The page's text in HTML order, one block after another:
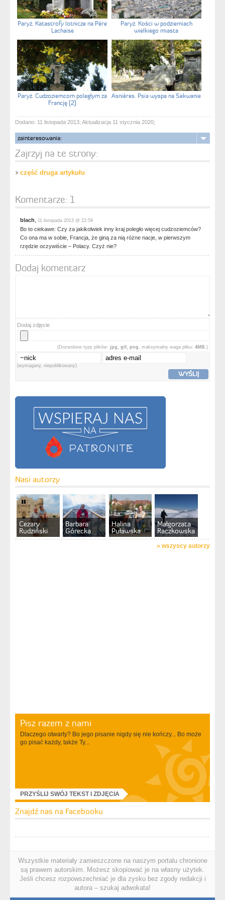
Paryż. Katastrofy lotnicze na Père
Lachaise
Paryż. Kości w podziemiach
wielkiego miasta
Paryż. Cudzoziemcom poległym za
Francję (2)
Asnières. Psia wyspa na Sekwanie
Dodano: 11 listopada 2013; Aktualizacja 11 stycznia 2020;
zainteresowania:
Zajrzyj na te strony:
część druga artykułu
Komentarze: 1
blach 11 listopada 2013 @ 22:59
Bo to ciekawe: Czy za jakikolwiek inny kraj poległo więcej cudzoziemców?
Co ona ma w sobie, Francja, że giną za nią różne nacje, w pierwszym
rzędzie oczywiście – Polacy. Czyż nie?
Dodaj komentarz
Dodaj zdjęcie
(Dozwolone typy plików: jpg, gif, png , maksymalny waga pliku: 4MB. )
(wymagany, niepublikowany)
WYŚLIJ
Nasi autorzy
Cezary
Rudziński
Barbara
Górecka
Halina
Puławska
Małgorzata
Raczkowska
» wszyscy autorzy
Pisz razem z nami
Dlaczego otwarty? Bo jego pisanie nigdy się nie kończy... Bo może
go pisać każdy, także Ty...
PRZYŚLIJ SWÓJ TEKST I ZDJĘCIA
Znajdź nas na Facebooku
Wszystkie materiały zamieszczone na naszym portalu chronione
są prawem autorskim. Możesz skopiować je na własny użytek.
Jeśli chcesz rozpowszechniać je dla zysku bez zgody redakcji i
autora – szukaj adwokata!